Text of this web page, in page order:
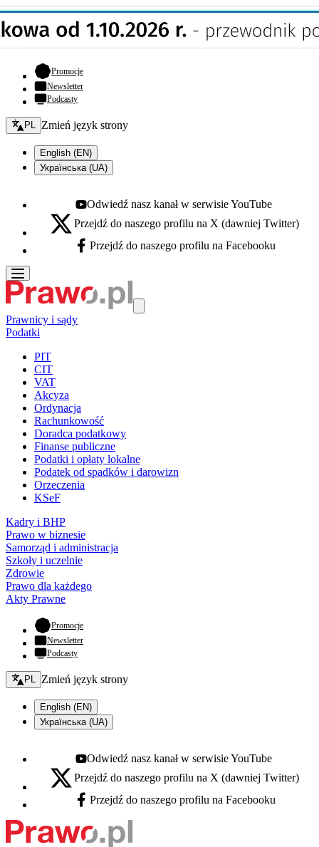
Promocje- otwiera się w nowej karcie
Newsletter
Podcasty
Zmień język - bieżący:
PL Zmień język strony
English (EN)
Українська (UA)
Youtube - otwiera się w nowej karcie
Odwiedź nasz kanał w serwisie YouTube
X - otwiera się w nowej karcie
Przejdź do naszego profilu na X (dawniej Twitter)
Facebook - otwiera się w nowej karcie
Przejdź do naszego profilu na Facebooku
Prawnicy i sądy
Podatki
PIT
CIT
VAT
Akcyza
Ordynacja
Rachunkowość
Doradca podatkowy
Finanse publiczne
Podatki i opłaty lokalne
Podatek od spadków i darowizn
Orzeczenia
KSeF
Kadry i BHP
Prawo w biznesie
Samorząd i administracja
Szkoły i uczelnie
Zdrowie
Prawo dla każdego
Akty Prawne
Promocje- otwiera się w nowej karcie
Newsletter
Podcasty
Zmień język - bieżący:
PL Zmień język strony
English (EN)
Українська (UA)
Youtube - otwiera się w nowej karcie
Odwiedź nasz kanał w serwisie YouTube
X - otwiera się w nowej karcie
Przejdź do naszego profilu na X (dawniej Twitter)
Facebook - otwiera się w nowej karcie
Przejdź do naszego profilu na Facebooku